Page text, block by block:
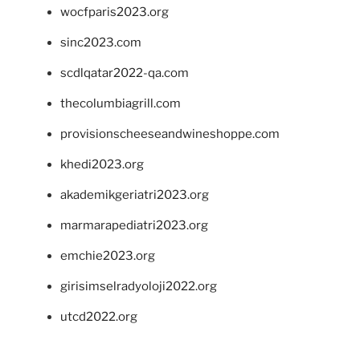
wocfparis2023.org
sinc2023.com
scdlqatar2022-qa.com
thecolumbiagrill.com
provisionscheeseandwineshoppe.com
khedi2023.org
akademikgeriatri2023.org
marmarapediatri2023.org
emchie2023.org
girisimselradyoloji2022.org
utcd2022.org